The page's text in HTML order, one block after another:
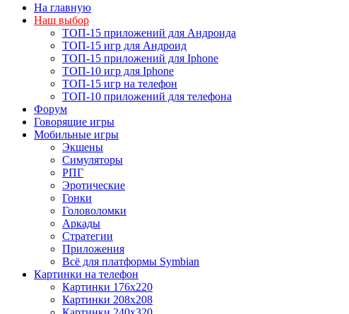
На главную
Наш выбор
ТОП-15 приложений для Андроида
ТОП-15 игр для Андроид
ТОП-15 приложений для Iphone
ТОП-10 игр для Iphone
ТОП-15 игр на телефон
ТОП-10 приложений для телефона
Форум
Говорящие игры
Мобильные игры
Экшены
Симуляторы
РПГ
Эротические
Гонки
Головоломки
Аркады
Стратегии
Приложения
Всё для платформы Symbian
Картинки на телефон
Картинки 176x220
Картинки 208x208